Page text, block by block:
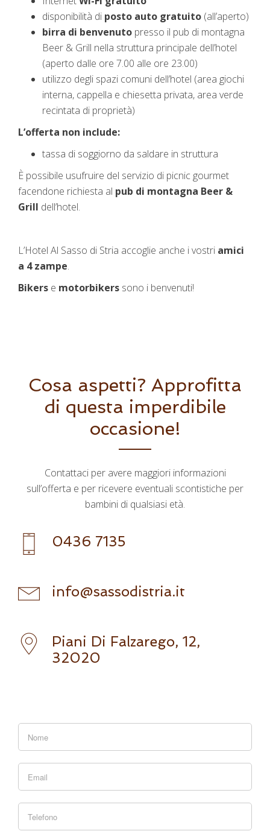
disponibilità di posto auto gratuito (all’aperto)
birra di benvenuto presso il pub di montagna
Beer & Grill nella struttura principale dell’hotel
(aperto dalle ore 7.00 alle ore 23.00)
utilizzo degli spazi comuni dell’hotel (area giochi
interna, cappella e chiesetta privata, area verde
recintata di proprietà)
L’offerta non include:
tassa di soggiorno da saldare in struttura
È possibile usufruire del servizio di picnic gourmet
facendone richiesta al pub di montagna Beer &
Grill dell’hotel.
L’Hotel Al Sasso di Stria accoglie anche i vostri amici
a 4 zampe.
Bikers e motorbikers sono i benvenuti!
Cosa aspetti? Approfitta
di questa imperdibile
occasione!
Contattaci per avere maggiori informazioni
sull’offerta e per ricevere eventuali scontistiche per
0436 7135
info@sassodistria.it
Piani Di Falzarego, 12,
32020